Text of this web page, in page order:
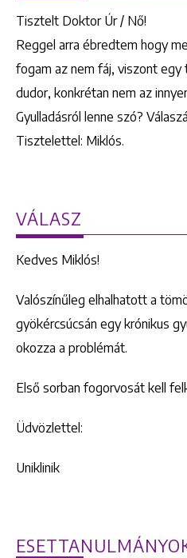
Tisztelt Doktor Úr / Nő!
Reggel arra ébredtem hogy
fogam az nem fáj, viszont
dudor, konkrétan nem az
Gyulladásról lenne szó?
Tisztelettel: Miklós.
VÁLASZ
Kedves Miklós!
Valószínűleg elhalhatott a
gyökércsúcsán egy krónikus
okozza a problémát.
Első sorban fogorvosát kell
Üdvözlettel:
Uniklinik